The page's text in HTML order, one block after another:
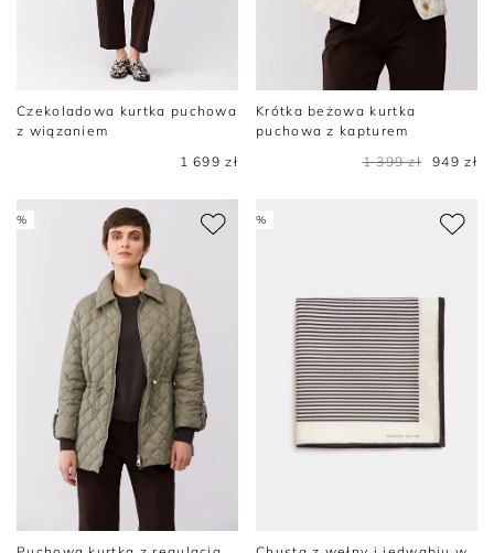
Czekoladowa kurtka puchowa
z wiązaniem
1 699 zł
Krótka beżowa kurtka
puchowa z kapturem
1 399 zł
949 zł
% %